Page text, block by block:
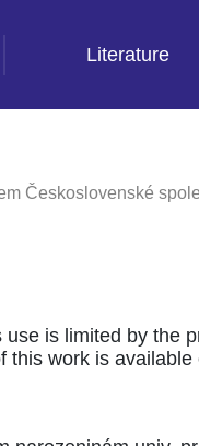
Literature
Československé
is limited by the
work is